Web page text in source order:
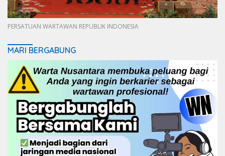
PERSATUAN WARTAWAN REPUBLIK INDONESIA
MARI BERGABUNG